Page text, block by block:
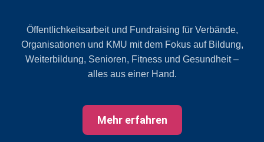
Öffentlichkeitsarbeit und Fundraising für Verbände,
Organisationen und KMU mit dem Fokus auf Bildung,
Weiterbildung, Senioren, Fitness und Gesundheit –
alles aus einer Hand.
Mehr erfahren